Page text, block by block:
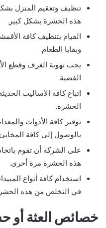
تنظيف وتعقيم المنزل
هذه الحشرة بشكل كبير.
القيام بتنظيف كافة
وبقايا الطعام.
يجب تهوية الغرف وقطع
الفضية.
اتباع كافة الأساليب
الحشره.
توفير كافة الأدوات
بالوصول إلى كافة
على الشركة أن تقوم
هذه الحشرة مرة أخرى.
استخدام كافة أنواع
في التخلص من هذه
خصائص العثة أو